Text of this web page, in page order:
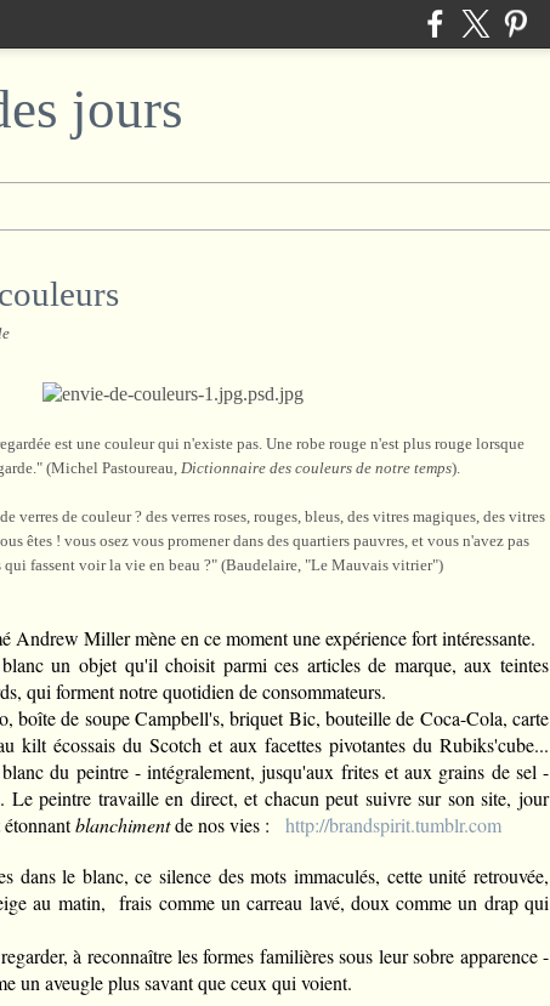
jours
est une couleur qui n'existe pas. Une robe rouge n'est plus rouge lorsque
(Michel Pastoureau, Dictionnaire des couleurs de notre temps).
verres de couleur ? des verres roses, rouges, bleus, des vitres magiques, des vitres
êtes ! vous osez vous promener dans des quartiers pauvres, et vous n'avez pas
qui fassent voir la vie en beau ?" (Baudelaire, "Le Mauvais vitrier")
Andrew Miller mène en ce moment une expérience fort intéressante.
un objet qu'il choisit parmi ces articles de marque, aux teintes
qui forment notre quotidien de consommateurs.
boîte de soupe Campbell's, briquet Bic, bouteille de Coca-Cola, carte
kilt écossais du Scotch et aux facettes pivotantes du Rubiks'cube...
du peintre - intégralement, jusqu'aux frites et aux grains de sel -
Le peintre travaille en direct, et chacun peut suivre sur son site, jour
étonnantblanchimentde nos vies : http://brandspirit.tumblr.com
dans le blanc, ce silence des mots immaculés, cette unité retrouvée,
au matin, frais comme un carreau lavé, doux comme un drap qui
à reconnaître les formes familières sous leur sobre apparence -
un aveugle plus savant que ceux qui voient.